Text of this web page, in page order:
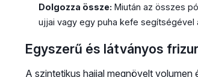
Dolgozza össze: Miután az összes
ujjai vagy egy puha kefe
Egyszerű és látványos
A szintetikus hajjal megnövelt